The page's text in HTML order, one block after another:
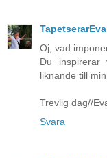
TapetserarEva
Oj, vad
Du inspirerar
liknande till
Trevlig dag//
Svara